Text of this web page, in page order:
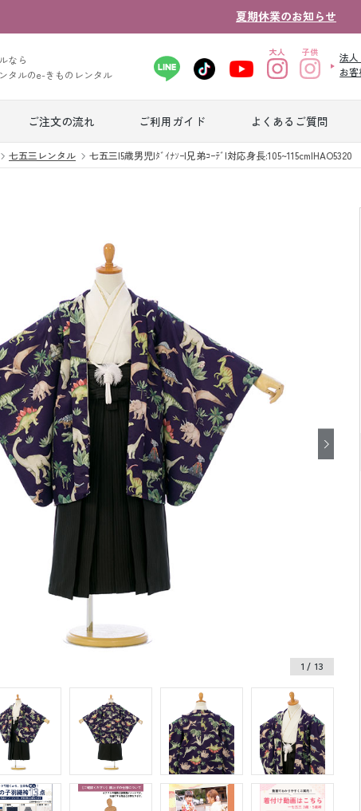
夏期休業のお知らせ
なら
タルのe-きものレンタル
法人
お客
ご注文の流れ ご利用ガイド よくあるご質問
振袖レンタル
卒業式袴レンタ
ル
ンタル
男性礼装レンタ
ル
小物販売品
七五三レンタル 七五三|5歳男児|ﾀﾞｲﾅｿｰ|兄弟ｺｰﾃﾞ|対応身長:105~115cm|HAO5320
1 / 13